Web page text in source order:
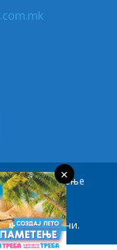
на користење
се задржани.
×